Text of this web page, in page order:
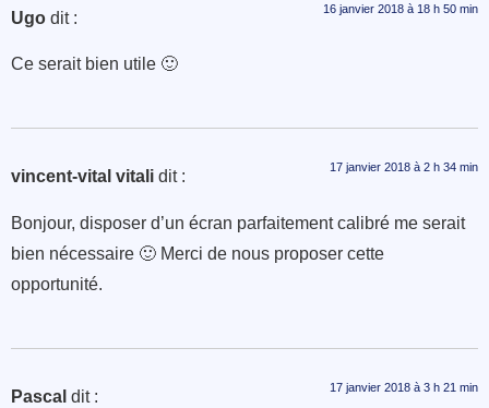
Ugo dit : 16 janvier 2018 à 18 h 50 min
Ce serait bien utile 🙂
vincent-vital vitali dit : 17 janvier 2018 à 2 h 34 min
Bonjour, disposer d’un écran parfaitement calibré me serait
bien nécessaire 🙂 Merci de nous proposer cette
opportunité.
Pascal dit : 17 janvier 2018 à 3 h 21 min